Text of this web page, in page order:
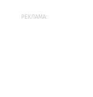
РЕКЛАМА: